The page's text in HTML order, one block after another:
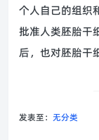
个人自己的组织
批准人类胚胎干
后，也对胚胎干
发表至： 无分类